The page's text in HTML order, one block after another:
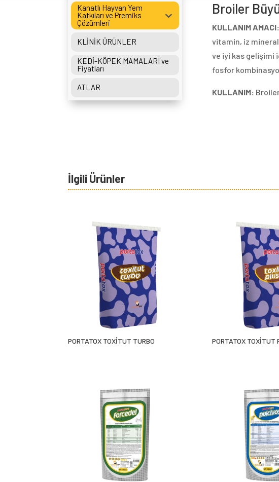
Kanatlı Hayvan Yem
Katkıları ve Premiks
Çözümleri
KLİNİK ÜRÜNLER
KEDİ-KÖPEK MAMALARI ve
Fiyatları
ATLAR
Broiler
KULLANIM AMACI:
vitamin, iz
ve iyi kas gelişimi
fosfor
KULLANIM:
İlgili Ürünler
PORTATOX TOXİTUT TURBO PORTATOX TOXİTUT